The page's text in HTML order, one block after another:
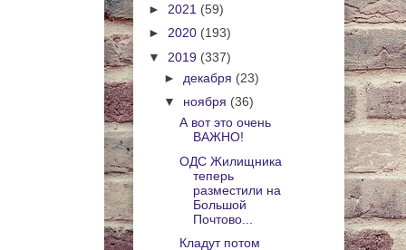
► 2021 (59)
► 2020 (193)
▼ 2019 (337)
► декабря (23)
▼ ноября (36)
А вот это очень
ВАЖНО!
ОДС Жилищника
теперь
разместили на
Большой
Почтово...
Кладут потом